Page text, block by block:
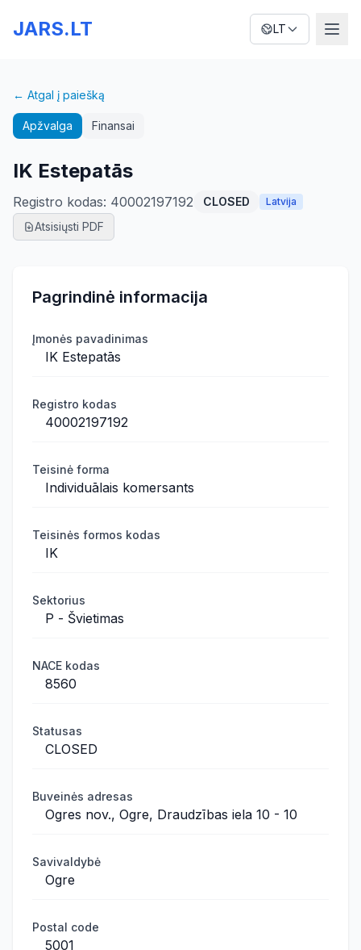
JARS.LT LT
← Atgal į paiešką
Apžvalga Finansai
IK Estepatās
Registro kodas: 40002197192 CLOSED Latvija
Atsisiųsti PDF
Pagrindinė informacija
Įmonės pavadinimas
IK Estepatās
Registro kodas
40002197192
Teisinė forma
Individuālais komersants
Teisinės formos kodas
IK
Sektorius
P - Švietimas
NACE kodas
8560
Statusas
CLOSED
Buveinės adresas
Ogres nov., Ogre, Draudzības iela 10 - 10
Savivaldybė
Ogre
Postal code
5001